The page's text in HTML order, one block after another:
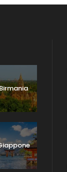
Birmania